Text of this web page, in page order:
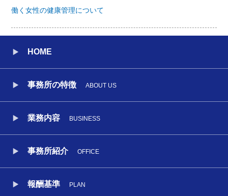
働く女性の健康管理について
HOME
事務所の特徴 ABOUT US
業務内容 BUSINESS
事務所紹介 OFFICE
報酬基準 PLAN